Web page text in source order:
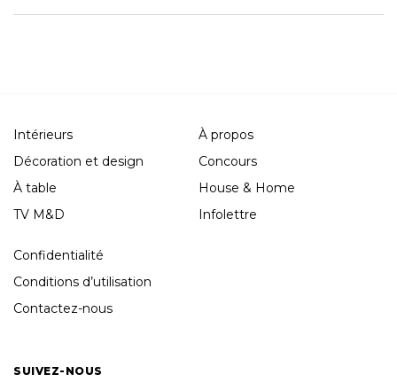
Intérieurs
Décoration et design
À table
TV M&D
À propos
Concours
House & Home
Infolettre
Confidentialité
Conditions d’utilisation
Contactez-nous
SUIVEZ-NOUS